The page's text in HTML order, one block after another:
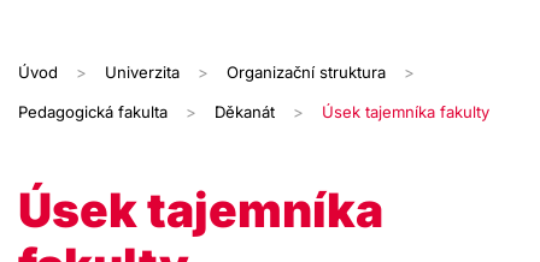
Úvod Univerzita Organizační struktura
Pedagogická fakulta Děkanát Úsek tajemníka fakulty
Úsek tajemníka